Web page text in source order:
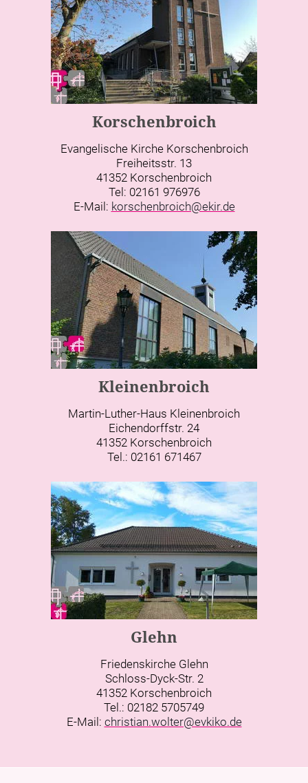
Korschenbroich
Evangelische Kirche Korschenbroich
Freiheitsstr. 13
41352 Korschenbroich
Tel: 02161 976976
E-Mail: korschenbroich@ekir.de
Kleinenbroich
Martin-Luther-Haus Kleinenbroich
Eichendorffstr. 24
41352 Korschenbroich
Tel.: 02161 671467
Glehn
Friedenskirche Glehn
Schloss-Dyck-Str. 2
41352 Korschenbroich
Tel.: 02182 5705749
E-Mail: christian.wolter@evkiko.de